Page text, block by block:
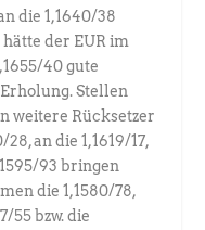
die 1,1640/38
der EUR im
40 gute
Stellen
weitere Rücksetzer
an die 1,1619/17,
93 bringen
die 1,1580/78,
55 bzw. die